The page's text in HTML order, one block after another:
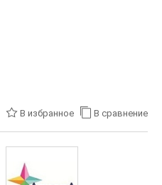
В избранное В сравнение